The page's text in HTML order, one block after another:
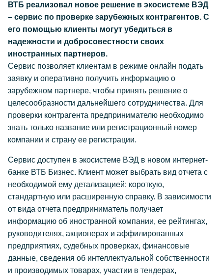
ВТБ реализовал новое решение в экосистеме ВЭД
– сервис по проверке зарубежных контрагентов. С
его помощью клиенты могут убедиться в
надежности и добросовестности своих
иностранных партнеров.
Сервис позволяет клиентам в режиме онлайн подать
заявку и оперативно получить информацию о
зарубежном партнере, чтобы принять решение о
целесообразности дальнейшего сотрудничества. Для
проверки контрагента предпринимателю необходимо
знать только название или регистрационный номер
компании и страну ее регистрации.
Сервис доступен в экосистеме ВЭД в новом интернет-
банке ВТБ Бизнес. Клиент может выбрать вид отчета с
необходимой ему детализацией: короткую,
стандартную или расширенную справку. В зависимости
от вида отчета предприниматель получает
информацию об иностранной компании, ее рейтингах,
руководителях, акционерах и аффилированных
предприятиях, судебных проверках, финансовые
данные, сведения об интеллектуальной собственности
и производимых товарах, участии в тендерах,